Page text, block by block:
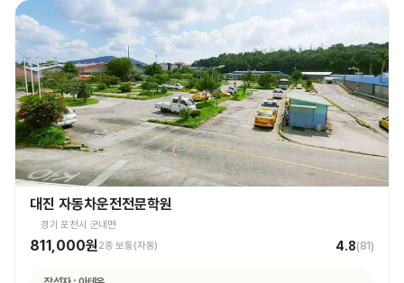
대진 자동차운전전문학원
경기 포천시 군내면
811,000원 2종 보통(자동) 4.8(81)